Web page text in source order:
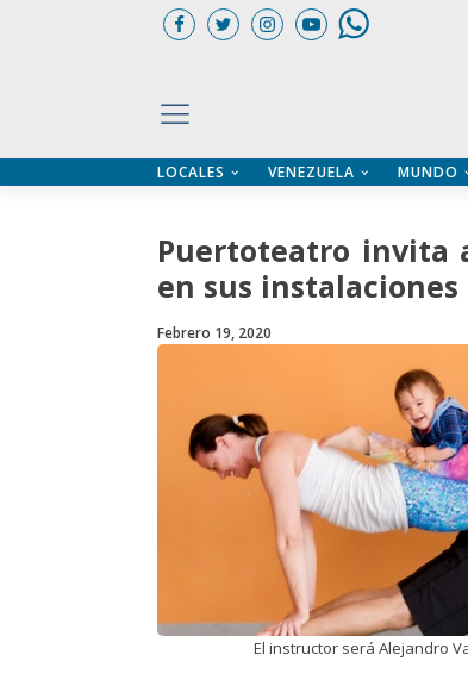
LOCALES VENEZUELA MUNDO
Puertoteatro invita
en sus instalaciones
Febrero 19, 2020
El instructor será Alejandro